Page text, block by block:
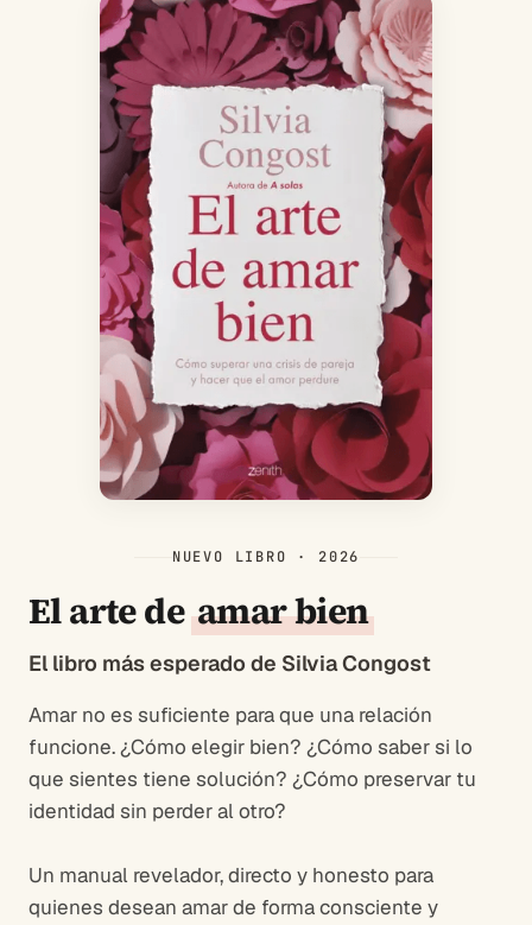
NUEVO LIBRO · 2026
El arte de amar bien
El libro más esperado de Silvia Congost
Amar no es suficiente para que una relación
funcione. ¿Cómo elegir bien? ¿Cómo saber si lo
que sientes tiene solución? ¿Cómo preservar tu
identidad sin perder al otro?
Un manual revelador, directo y honesto para
quienes desean amar de forma consciente y